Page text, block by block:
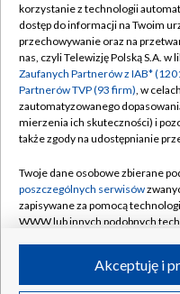
Abonament TVP
Emisja w TVP
Centrum informacji TVP
Naziemna Telewizja
Rada Programowa
System NOS
Informacje o nadawcy
Program dla prasy
korzystanie z technologii
dostęp do informacji na Twoim
przechowywanie oraz na
nas, czyli Telewizję Polską S.A. w
Zaufanych Partnerów z IAB*
Partnerów TVP (93 firm), w
zautomatyzowanego
mierzenia ich skuteczności) i
także zgody na udostępnianie
Twoje dane osobowe zbierane
poszczególnych serwisów
zapisywane za pomocą
WWW lub innych podobnych
ruchu w Internecie.Akceptuję i